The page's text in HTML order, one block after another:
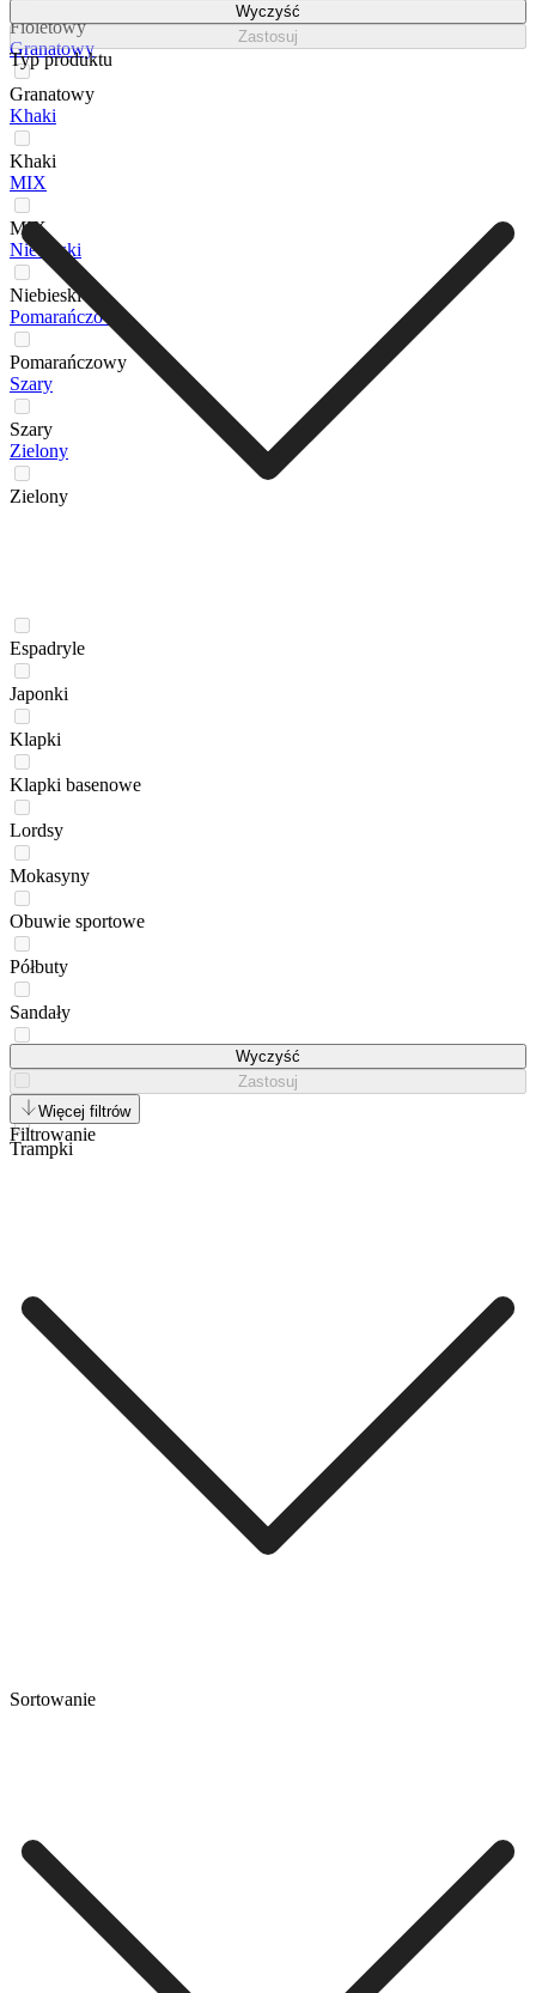
Fioletowy
Granatowy
Granatowy
Khaki
Khaki
MIX
MIX
Niebieski
Niebieski
Pomarańczowy
Pomarańczowy
Szary
Szary
Zielony
Zielony
Wyczyść
Zastosuj
Typ produktu
Espadryle
Japonki
Klapki
Klapki basenowe
Lordsy
Mokasyny
Obuwie sportowe
Półbuty
Sandały
Tenisówki
Trampki
Wyczyść
Zastosuj
Więcej filtrów
Filtrowanie
Sortowanie